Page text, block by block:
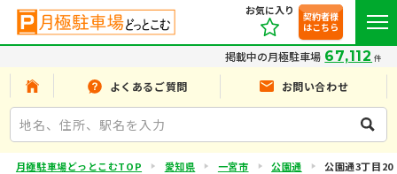
お気に入り
契約者様
はこちら
掲載中の月極駐車場 67,112 件
よくあるご質問 お問い合わせ
月極駐車場どっとこむTOP 愛知県 一宮市 公園通 公園通3丁目20